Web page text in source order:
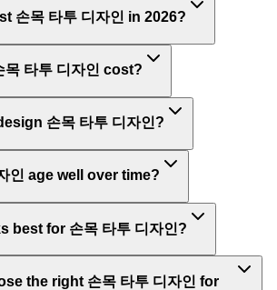
손목 타투 디자인 in 2026?
타투 디자인 cost?
손목 타투 디자인?
인 age well over time?
best for 손목 타투 디자인?
the right 손목 타투 디자인 for